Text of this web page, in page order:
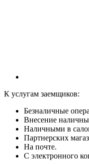
К услугам заемщиков:
Безналичные
Внесение
Наличными в
Партнерских
На почте.
С электронного